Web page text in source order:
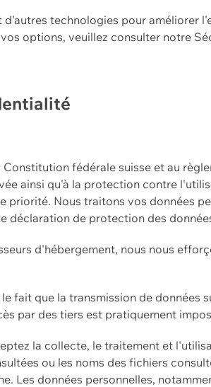
technologies pour améliorer
options, veuillez consulter notre
fédérale suisse et au
ainsi qu'à la protection contre
priorité. Nous traitons vos données
déclaration de protection des
d'hébergement, nous nous
fait que la transmission de
par des tiers est pratiquement
la collecte, le traitement et
ou les noms des fichiers
Les données personnelles,